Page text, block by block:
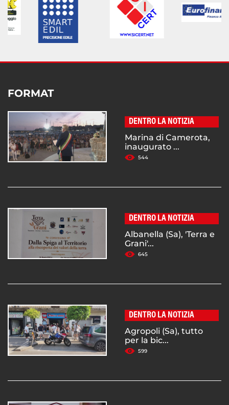
FORMAT
DENTRO LA NOTIZIA
Marina di Camerota,
inaugurato ...
544
DENTRO LA NOTIZIA
Albanella (Sa), 'Terra e
Grani'...
645
DENTRO LA NOTIZIA
Agropoli (Sa), tutto
per la bic...
599